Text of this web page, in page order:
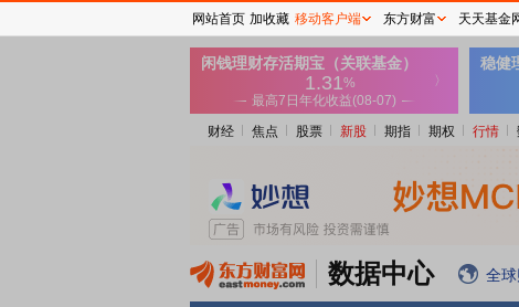
财经 焦点 股票 新股 期指 期权 行情
数据中心 全
网站首页 加收藏 移动客户端 东方财富 天天基金